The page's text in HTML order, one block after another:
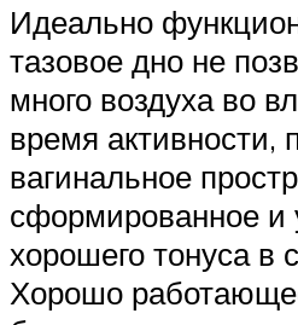
Идеально
тазовое дно не
много воздуха во
время активности,
вагинальное
сформированное и
хорошего тонуса в
Хорошо